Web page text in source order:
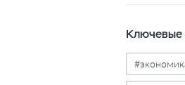
Ключевые